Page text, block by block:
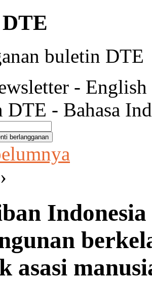
buletin DTE
- English
- Bahasa
›
asasi